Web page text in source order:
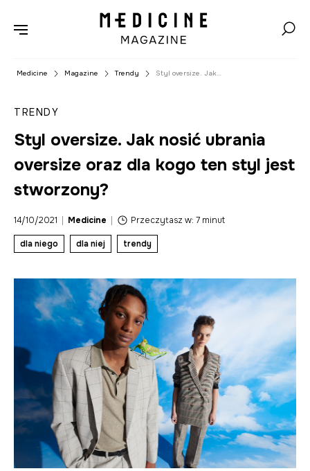
Medicine Magazine Trendy
Styl oversize. Jak
TRENDY
Styl oversize. Jak nosić ubrania
oversize oraz dla kogo ten styl jest
stworzony?
14/10/2021 Medicine Przeczytasz w: 7 minut
dla niego dla niej trendy